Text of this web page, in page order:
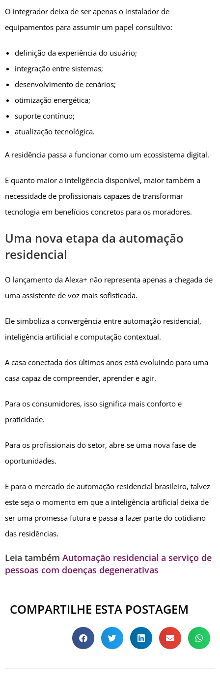
O integrador deixa de ser apenas o instalador de
equipamentos para assumir um papel consultivo:
definição da experiência do usuário;
integração entre sistemas;
desenvolvimento de cenários;
otimização energética;
suporte contínuo;
atualização tecnológica.
A residência passa a funcionar como um ecossistema digital.
E quanto maior a inteligência disponível, maior também a
necessidade de profissionais capazes de transformar
tecnologia em benefícios concretos para os moradores.
Uma nova etapa da automação
residencial
O lançamento da Alexa+ não representa apenas a chegada de
uma assistente de voz mais sofisticada.
Ele simboliza a convergência entre automação residencial,
inteligência artificial e computação contextual.
A casa conectada dos últimos anos está evoluindo para uma
casa capaz de compreender, aprender e agir.
Para os consumidores, isso significa mais conforto e
praticidade.
Para os profissionais do setor, abre-se uma nova fase de
oportunidades.
E para o mercado de automação residencial brasileiro, talvez
este seja o momento em que a inteligência artificial deixa de
ser uma promessa futura e passa a fazer parte do cotidiano
das residências.
Leia também Automação residencial a serviço de
pessoas com doenças degenerativas
COMPARTILHE ESTA POSTAGEM